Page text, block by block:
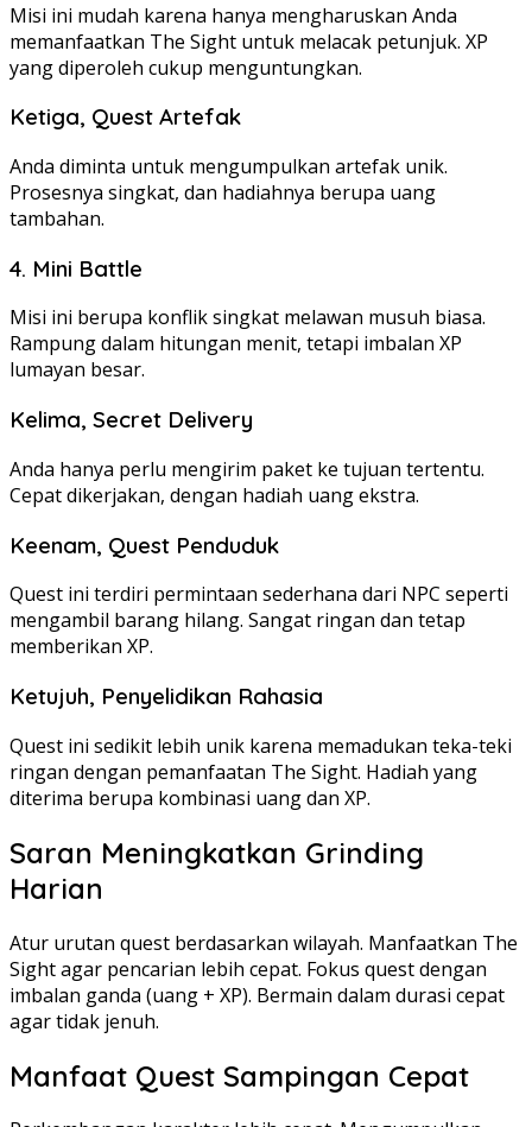
Misi ini mudah karena hanya mengharuskan Anda
memanfaatkan The Sight untuk melacak petunjuk. XP
yang diperoleh cukup menguntungkan.
Ketiga, Quest Artefak
Anda diminta untuk mengumpulkan artefak unik.
Prosesnya singkat, dan hadiahnya berupa uang
tambahan.
4. Mini Battle
Misi ini berupa konflik singkat melawan musuh biasa.
Rampung dalam hitungan menit, tetapi imbalan XP
lumayan besar.
Kelima, Secret Delivery
Anda hanya perlu mengirim paket ke tujuan tertentu.
Cepat dikerjakan, dengan hadiah uang ekstra.
Keenam, Quest Penduduk
Quest ini terdiri permintaan sederhana dari NPC seperti
mengambil barang hilang. Sangat ringan dan tetap
memberikan XP.
Ketujuh, Penyelidikan Rahasia
Quest ini sedikit lebih unik karena memadukan teka-teki
ringan dengan pemanfaatan The Sight. Hadiah yang
diterima berupa kombinasi uang dan XP.
Saran Meningkatkan Grinding
Harian
Atur urutan quest berdasarkan wilayah. Manfaatkan The
Sight agar pencarian lebih cepat. Fokus quest dengan
imbalan ganda (uang + XP). Bermain dalam durasi cepat
agar tidak jenuh.
Manfaat Quest Sampingan Cepat